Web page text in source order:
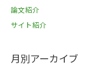
論文紹介
サイト紹介
月別アーカイブ